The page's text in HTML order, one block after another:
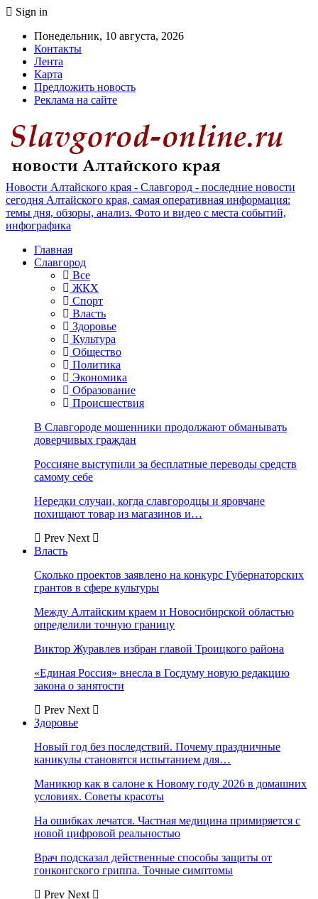
Sign in
Понедельник, 10 августа, 2026
Контакты
Лента
Карта
Предложить новость
Реклама на сайте
Новости Алтайского края - Славгород - последние новости
сегодня Алтайского края, самая оперативная информация:
темы дня, обзоры, анализ. Фото и видео с места событий,
инфографика
Главная
Славгород
Все
ЖКХ
Спорт
Власть
Здоровье
Культура
Общество
Политика
Экономика
Образование
Происшествия
В Славгороде мошенники продолжают обманывать
доверчивых граждан
Россияне выступили за бесплатные переводы средств
самому себе
Нередки случаи, когда славгородцы и яровчане
похищают товар из магазинов и…
Prev Next
Власть
Сколько проектов заявлено на конкурс Губернаторских
грантов в сфере культуры
Между Алтайским краем и Новосибирской областью
определили точную границу
Виктор Журавлев избран главой Троицкого района
«Единая Россия» внесла в Госдуму новую редакцию
закона о занятости
Prev Next
Здоровье
Новый год без последствий. Почему праздничные
каникулы становятся испытанием для…
Маникюр как в салоне к Новому году 2026 в домашних
условиях. Советы красоты
На ошибках лечатся. Частная медицина примиряется с
новой цифровой реальностью
Врач подсказал действенные способы защиты от
гонконгского гриппа. Точные симптомы
Prev Next